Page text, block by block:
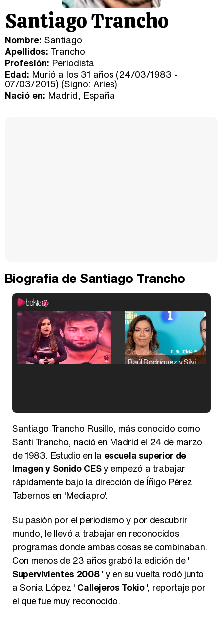
Santiago Trancho
Nombre: Santiago
Apellidos: Trancho
Profesión: Periodista
Edad: Murió a los 31 años (24/03/1983 -
07/03/2015) (Signo: Aries)
Nació en: Madrid, España
Biografía de Santiago Trancho
Raúl Rodríguez y Silvia Taulés nos cuentan su papel en 'La familia de la tele'
Belén Esteban: "Estoy emocionada, muy contenta y muy feliz por llegar a RTVE"
Santiago Trancho Rusillo, más conocido como
Santi Trancho, nació en Madrid el 24 de marzo
de 1983. Estudio en la escuela superior de
Imagen y Sonido CESy empezó a trabajar
rápidamente bajo la dirección de Íñigo Pérez
Tabernos en 'Mediapro'.
Su pasión por el periodismo y por descubrir
mundo, le llevó a trabajar en reconocidos
programas donde ambas cosas se combinaban.
Con menos de 23 años grabó la edición de '
Supervivientes 2008' y en su vuelta rodó junto
a Sonia López ' Callejeros Tokio', reportaje por
el que fue muy reconocido.